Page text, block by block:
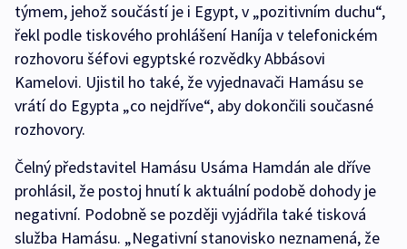
týmem, jehož součástí je i Egypt, v „pozitivním duchu“,
řekl podle tiskového prohlášení Haníja v telefonickém
rozhovoru šéfovi egyptské rozvědky Abbásovi
Kamelovi. Ujistil ho také, že vyjednavači Hamásu se
vrátí do Egypta „co nejdříve“, aby dokončili současné
rozhovory.
Čelný představitel Hamásu Usáma Hamdán ale dříve
prohlásil, že postoj hnutí k aktuální podobě dohody je
negativní. Podobně se později vyjádřila také tisková
služba Hamásu. „Negativní stanovisko neznamená, že